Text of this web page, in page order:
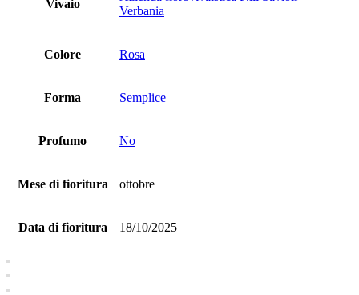
Vivaio
Verbania
Colore Rosa
Forma Semplice
Profumo No
Mese di fioritura ottobre
Data di fioritura 18/10/2025